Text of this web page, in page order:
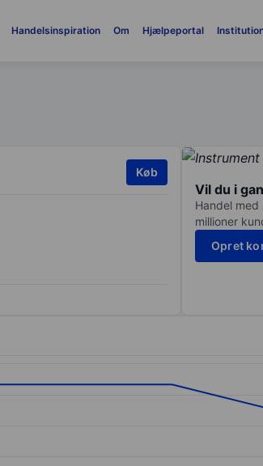
Handelsinspiration Om Hjælpeportal
Køb
Vil du i
Handel
millioner
Opret